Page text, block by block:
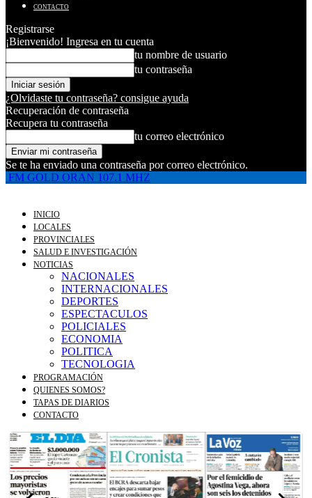
CONTACTO
Registrarse
¡Bienvenido! Ingresa en tu cuenta
tu nombre de usuario
tu contraseña
¿Olvidaste tu contraseña? consigue ayuda
Recuperación de contraseña
Recupera tu contraseña
tu correo electrónico
Se te ha enviado una contraseña por correo electrónico.
FM GOLD ORAN 107.1 MHZ
INICIO
LOCALES
PROVINCIALES
SALUD E INVESTIGACIÓN
NOTICIAS
NACIONALES
INTERNACIONALES
DEPORTES
ESPECTACULOS
POLICIALES
ECONOMIA
POLITICA
TECNOLOGIA
PROGRAMACIÓN
QUIENES SOMOS?
TAPAS DE DIARIOS
CONTACTO